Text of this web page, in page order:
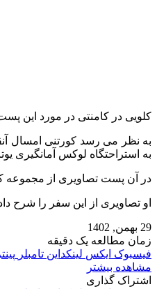
کلویی در کامنتی در مورد این
به استراحتگاه لوکس آمانگیری
در آن پست تصاویری از مجموعه
او تصاویری از این سفر را شرح
29 بهمن, 1402
زمان مطالعه یک دقیقه
فیسبوک ایکس لینکداین تامبلر
مشاهده بیشتر
اشتراک گذاری